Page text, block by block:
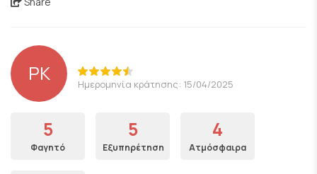
PK Ημερομηνία κράτησης: 15/04/2025
5
Φαγητό
5
Εξυπηρέτηση
4
Ατμόσφαιρα